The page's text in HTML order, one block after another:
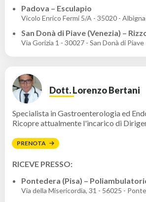
Padova – Esculapio
Vicolo Enrico Fermi 5/A - 35020 -
San Donà di Piave (Venezia) –
Via Gorizia 1 - 30027 - San Donà di Piave
Dott. Lorenzo Bertani
Specialista in Gastroenterologia ed
Ricopre attualmente l'incarico di
PRENOTA
RICEVE PRESSO:
Pontedera (Pisa) –
Via della Misericordia, 31 - 56025 -